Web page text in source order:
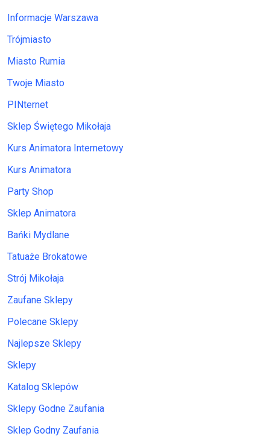
Informacje Warszawa
Trójmiasto
Miasto Rumia
Twoje Miasto
PINternet
Sklep Świętego Mikołaja
Kurs Animatora Internetowy
Kurs Animatora
Party Shop
Sklep Animatora
Bańki Mydlane
Tatuaże Brokatowe
Strój Mikołaja
Zaufane Sklepy
Polecane Sklepy
Najlepsze Sklepy
Sklepy
Katalog Sklepów
Sklepy Godne Zaufania
Sklep Godny Zaufania